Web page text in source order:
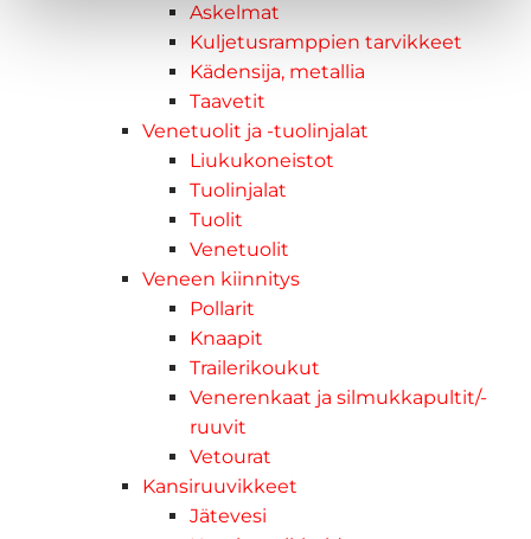
Askelmat
Kuljetusramppien tarvikkeet
Kädensija, metallia
Taavetit
Venetuolit ja -tuolinjalat
Liukukoneistot
Tuolinjalat
Tuolit
Venetuolit
Veneen kiinnitys
Pollarit
Knaapit
Trailerikoukut
Venerenkaat ja silmukkapultit/-
ruuvit
Vetourat
Kansiruuvikkeet
Jätevesi